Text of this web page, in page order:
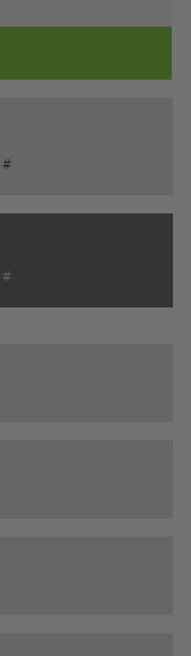
#
#